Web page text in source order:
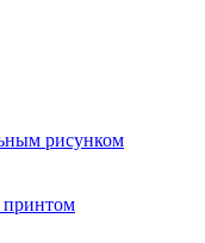
рисунком
принтом